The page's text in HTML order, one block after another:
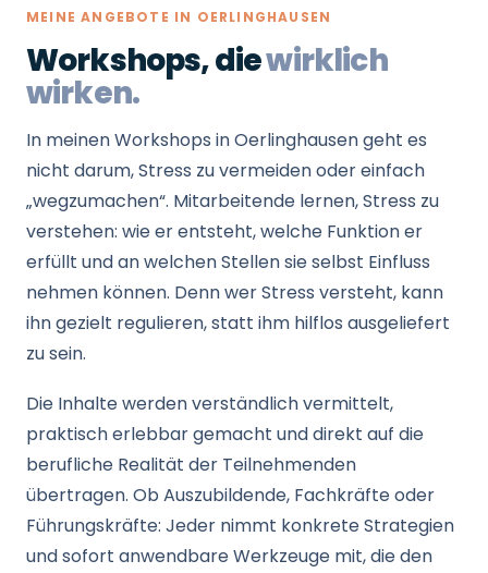
MEINE ANGEBOTE IN OERLINGHAUSEN
Workshops, diewirklich
wirken.
In meinen Workshops in Oerlinghausen geht es
nicht darum, Stress zu vermeiden oder einfach
„wegzumachen“. Mitarbeitende lernen, Stress zu
verstehen: wie er entsteht, welche Funktion er
erfüllt und an welchen Stellen sie selbst Einfluss
nehmen können. Denn wer Stress versteht, kann
ihn gezielt regulieren, statt ihm hilflos ausgeliefert
zu sein.
Die Inhalte werden verständlich vermittelt,
praktisch erlebbar gemacht und direkt auf die
berufliche Realität der Teilnehmenden
übertragen. Ob Auszubildende, Fachkräfte oder
Führungskräfte: Jeder nimmt konkrete Strategien
und sofort anwendbare Werkzeuge mit, die den